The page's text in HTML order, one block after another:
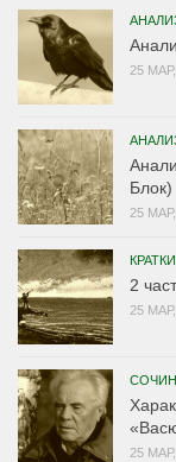
25
Блок)
25
2
25
25